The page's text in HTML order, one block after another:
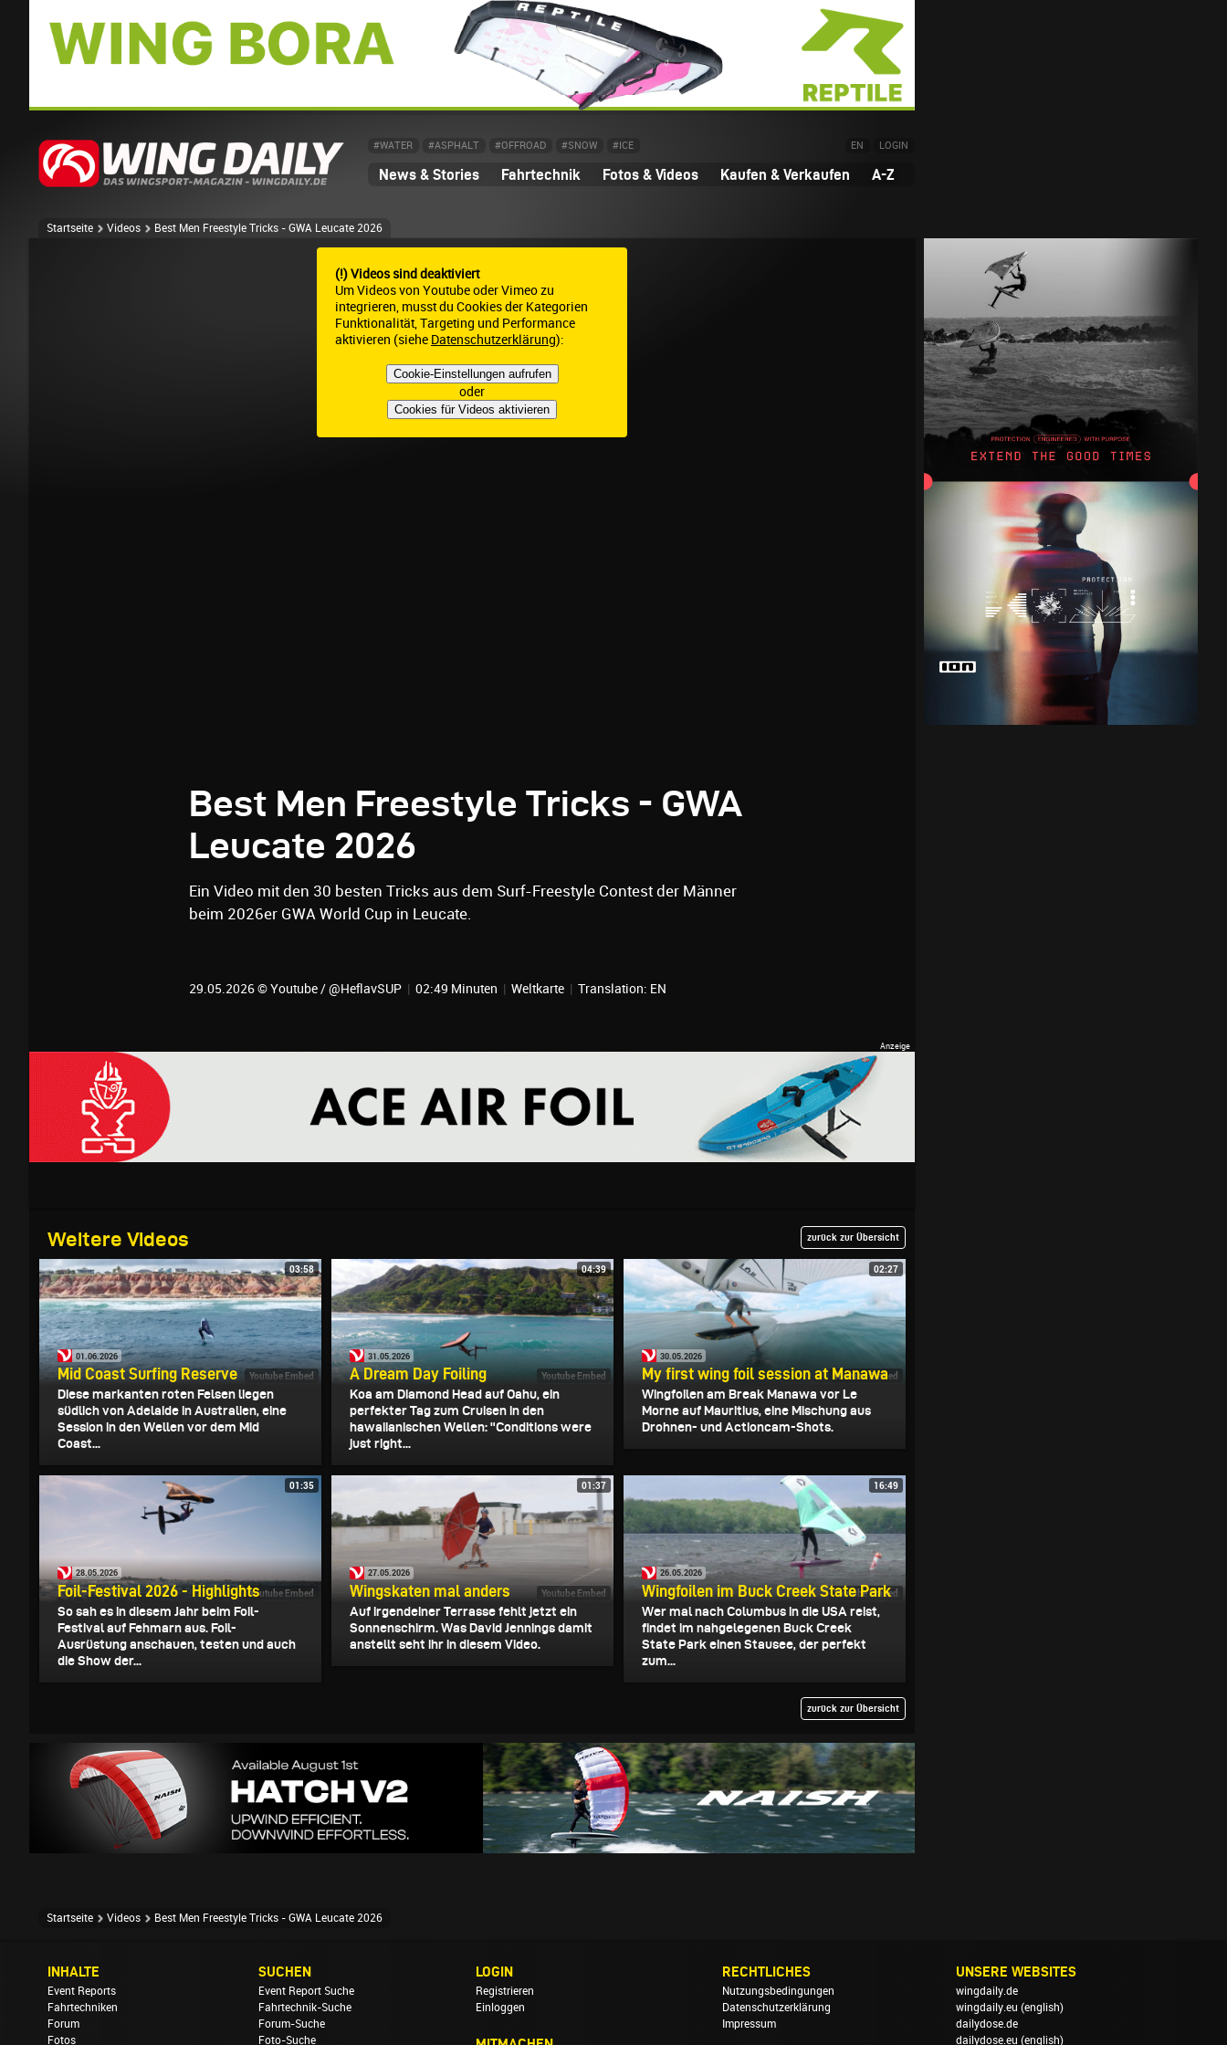
#WATER #ASPHALT #OFFROAD #SNOW #ICE EN LOGIN
News & Stories Fahrtechnik Fotos & Videos Kaufen & Verkaufen A-Z
Startseite Videos Best Men Freestyle Tricks - GWA Leucate 2026
(!) Videos sind deaktiviert
Um Videos von Youtube oder Vimeo zu
integrieren, musst du Cookies der Kategorien
Funktionalität, Targeting und Performance
aktivieren (siehe Datenschutzerklärung):
Cookie-Einstellungen aufrufen
oder
Cookies für Videos aktivieren
Best Men Freestyle Tricks - GWA
Leucate 2026
Ein Video mit den 30 besten Tricks aus dem Surf-Freestyle Contest der Männer
beim 2026er GWA World Cup in Leucate.
29.05.2026 © Youtube / @HeflavSUP | 02:49 Minuten | Weltkarte | Translation: EN
Weitere Videos zurück zur Übersicht
03:58
Youtube Embed
01.06.2026
Mid Coast Surfing Reserve
Diese markanten roten Felsen liegen
südlich von Adelaide in Australien, eine
Session in den Wellen vor dem Mid
Coast...
04:39
Youtube Embed
31.05.2026
A Dream Day Foiling
Koa am Diamond Head auf Oahu, ein
perfekter Tag zum Cruisen in den
hawaiianischen Wellen: "Conditions were
just right...
02:27
Youtube Embed
30.05.2026
My first wing foil session at Manawa
Wingfoilen am Break Manawa vor Le
Morne auf Mauritius, eine Mischung aus
Drohnen- und Actioncam-Shots.
01:35
Youtube Embed
28.05.2026
Foil-Festival 2026 - Highlights
So sah es in diesem Jahr beim Foil-
Festival auf Fehmarn aus. Foil-
Ausrüstung anschauen, testen und auch
die Show der...
01:37
Youtube Embed
27.05.2026
Wingskaten mal anders
Auf irgendeiner Terrasse fehlt jetzt ein
Sonnenschirm. Was David Jennings damit
anstellt seht ihr in diesem Video.
16:49
Youtube Embed
26.05.2026
Wingfoilen im Buck Creek State Park
Wer mal nach Columbus in die USA reist,
findet im nahgelegenen Buck Creek
State Park einen Stausee, der perfekt
zum...
zurück zur Übersicht
Startseite Videos Best Men Freestyle Tricks - GWA Leucate 2026
INHALTE
Event Reports
Fahrtechniken
Forum
Fotos
SUCHEN
Event Report Suche
Fahrtechnik-Suche
Forum-Suche
Foto-Suche
LOGIN
Registrieren
Einloggen
RECHTLICHES
Nutzungsbedingungen
Datenschutzerklärung
Impressum
UNSERE WEBSITES
wingdaily.de
wingdaily.eu (english)
dailydose.de
dailydose.eu (english)